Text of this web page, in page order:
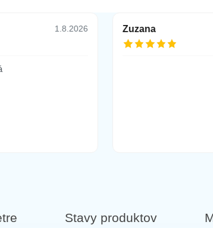
1.8.2026 Zuzana
Stavy produktov